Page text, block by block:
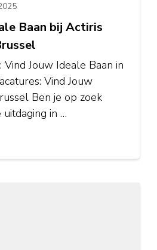
Baan bij Actiris
Vind Jouw Ideale Baan in
Vind Jouw
Ben je op zoek
in …